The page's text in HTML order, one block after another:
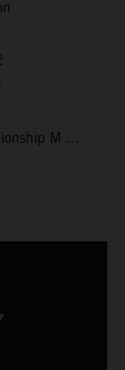
M ...